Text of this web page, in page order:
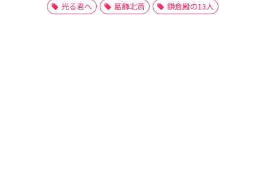
光る君へ
葛飾北斎 鎌倉殿の13人